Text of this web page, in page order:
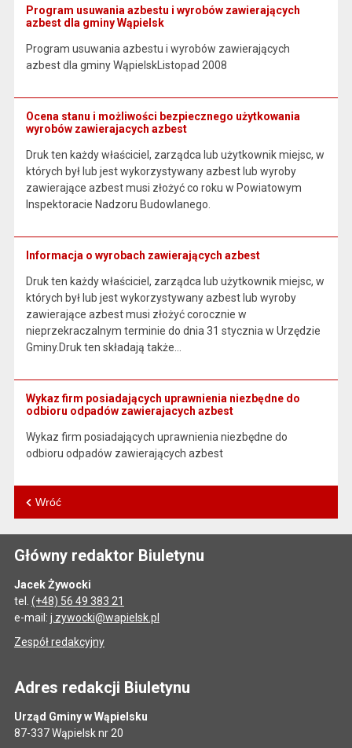
Program usuwania azbestu i wyrobów zawierających
azbest dla gminy Wąpielsk
Program usuwania azbestu i wyrobów zawierających
azbest dla gminy WąpielskListopad 2008
Ocena stanu i możliwości bezpiecznego użytkowania
wyrobów zawierajacych azbest
Druk ten każdy właściciel, zarządca lub użytkownik miejsc, w
których był lub jest wykorzystywany azbest lub wyroby
zawierające azbest musi złożyć co roku w Powiatowym
Inspektoracie Nadzoru Budowlanego.
Informacja o wyrobach zawierających azbest
Druk ten każdy właściciel, zarządca lub użytkownik miejsc, w
których był lub jest wykorzystywany azbest lub wyroby
zawierające azbest musi złożyć corocznie w
nieprzekraczalnym terminie do dnia 31 stycznia w Urzędzie
Gminy.Druk ten składają także…
Wykaz firm posiadających uprawnienia niezbędne do
odbioru odpadów zawierajacych azbest
Wykaz firm posiadających uprawnienia niezbędne do
odbioru odpadów zawierających azbest
Wróć
Główny redaktor Biuletynu
Jacek Żywocki
tel. (+48) 56 49 383 21
e-mail: j.zywocki@wapielsk.pl
Zespół redakcyjny
Adres redakcji Biuletynu
Urząd Gminy w Wąpielsku
87-337 Wąpielsk nr 20